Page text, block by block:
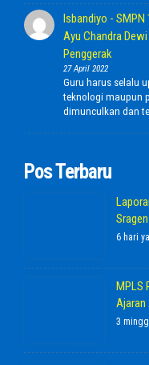
Isbandiyo - SMPN
Ayu Chandra
Penggerak
27 April 2022
Guru harus selalu
teknologi maupun
dimunculkan dan
Pos Terbaru
Sragen
6 hari
MPLS
Ajaran
3